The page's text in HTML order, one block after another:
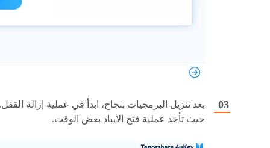
بعد تنزيل البرمجيات بنجاح، ابدأ في عملية إزالة
حيث تأخذ عملية فتح الايباد بعض الوقت.